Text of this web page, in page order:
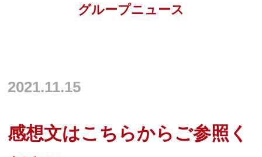
グループニュース
2021.11.15
感想文はこちらからご参照く